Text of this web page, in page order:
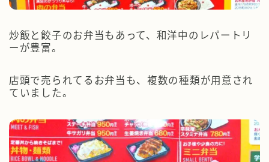
炒飯と餃子のお弁当もあって、和洋中のレパートリ
ーが豊富。
店頭で売られてるお弁当も、複数の種類が用意され
ていました。